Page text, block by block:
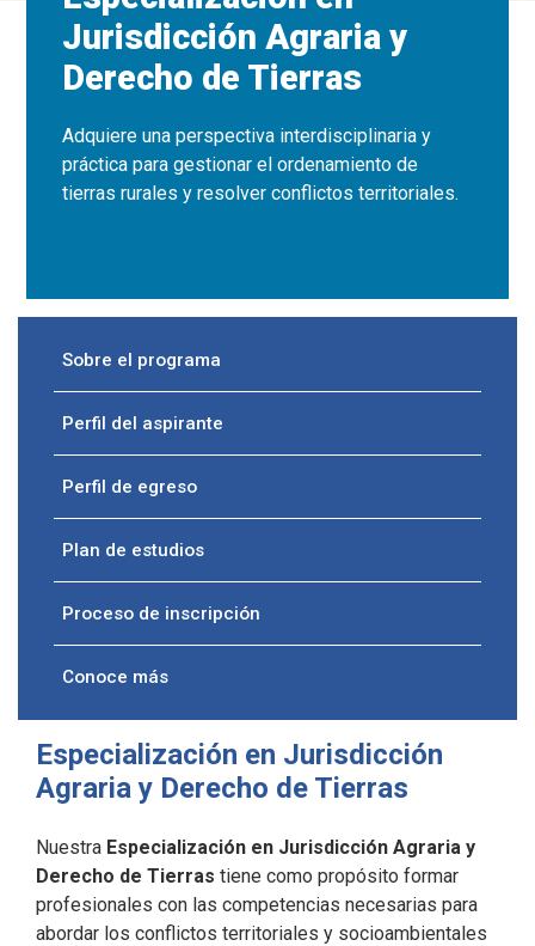
Jurisdicción Agraria y
Derecho de Tierras
Adquiere una perspectiva interdisciplinaria y
práctica para gestionar el ordenamiento de
tierras rurales y resolver conflictos territoriales.
Sobre el programa
Perfil del aspirante
Perfil de egreso
Plan de estudios
Proceso de inscripción
Conoce más
Especialización en Jurisdicción
Agraria y Derecho de Tierras
Nuestra Especialización en Jurisdicción Agraria y
Derecho de Tierras tiene como propósito formar
profesionales con las competencias necesarias para
abordar los conflictos territoriales y socioambientales